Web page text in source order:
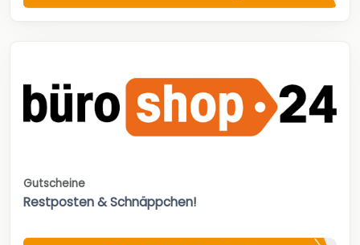
Gutscheine
Restposten & Schnäppchen!